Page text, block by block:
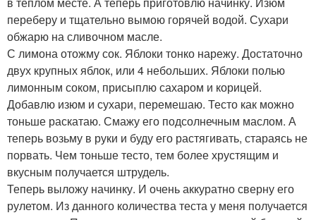
переберу и тщательно вымою горячей водой. Сухари
обжарю на сливочном масле.
С лимона отожму сок. Яблоки тонко нарежу. Достаточно
двух крупных яблок, или 4 небольших. Яблоки полью
лимонным соком, присыплю сахаром и корицей.
Добавлю изюм и сухари, перемешаю. Тесто как можно
тоньше раскатаю. Смажу его подсолнечным маслом. А
теперь возьму в руки и буду его растягивать, стараясь не
порвать. Чем тоньше тесто, тем более хрустящим и
вкусным получается штрудель.
Теперь выложу начинку. И очень аккуратно сверну его
рулетом. Из данного количества теста у меня получается